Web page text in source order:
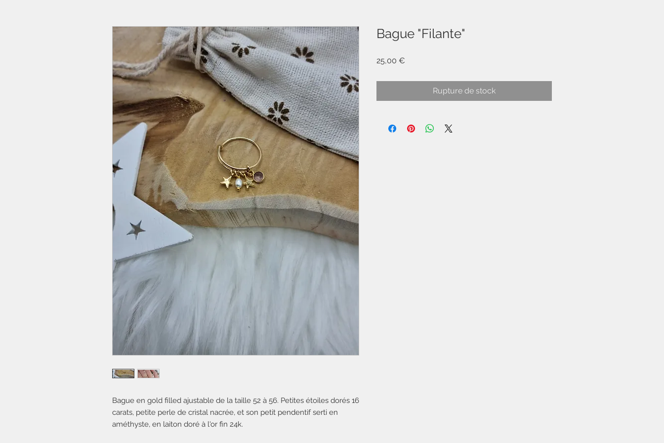
Bague en gold filled ajustable de la taille 52 à 56. Petites étoiles dorés 16
carats, petite perle de cristal nacrée, et son petit pendentif serti en
améthyste, en laiton doré à l'or fin 24k.
Bague "Filante"
25,00 €
Rupture de stock